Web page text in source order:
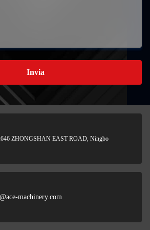
Invia
ZHONGSHAN EAST ROAD, Ningbo
machinery.com